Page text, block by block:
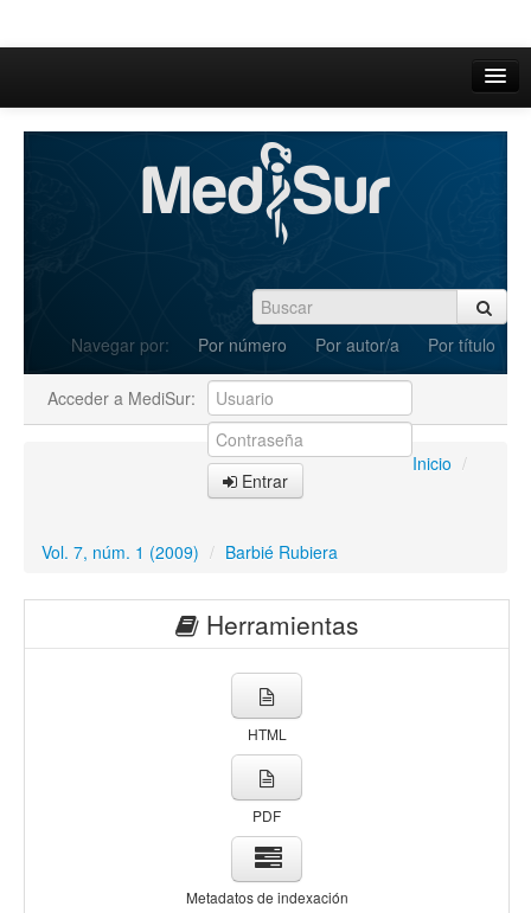
Inicio
Actual
Archivos
Navegar por: Por número Por autor/a Por título
Acceder a MediSur:
Entrar
Inicio /
Vol. 7, núm. 1 (2009) / Barbié Rubiera
Herramientas
HTML
PDF
Metadatos de indexación